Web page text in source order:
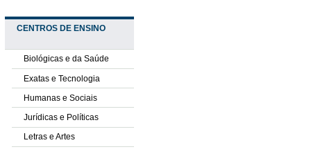
CENTROS DE ENSINO
Biológicas e da Saúde
Exatas e Tecnologia
Humanas e Sociais
Jurídicas e Políticas
Letras e Artes